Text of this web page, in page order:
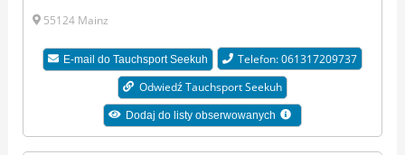
55124 Mainz
E-mail do Tauchsport Seekuh
Telefon: 061317209737
Odwiedź Tauchsport Seekuh
Dodaj do listy obserwowanych